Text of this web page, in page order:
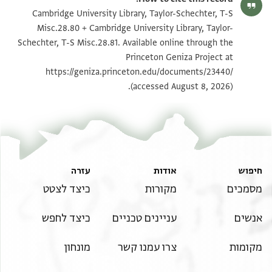
T-S Misc.28.81 1r הגדל וסובב
T-S Misc.28.80 1v הגדל וסובב
T-S Misc.28.81 1v
Cambridge University Library, Taylor-Schechter, T-S
Misc.28.80 + Cambridge University Library, Taylor-
Schechter, T-S Misc.28.81. Available online through the
Princeton Geniza Project at
https://geniza.princeton.edu/documents/23440/
(accessed August 8, 2026).
חיפוש
מסמכים
אנשים
מקומות
אודות
מקורות
עניינים טכניים
צרו עמנו קשר
עזרה
כיצד לצטט
כיצד לחפש
מונחון